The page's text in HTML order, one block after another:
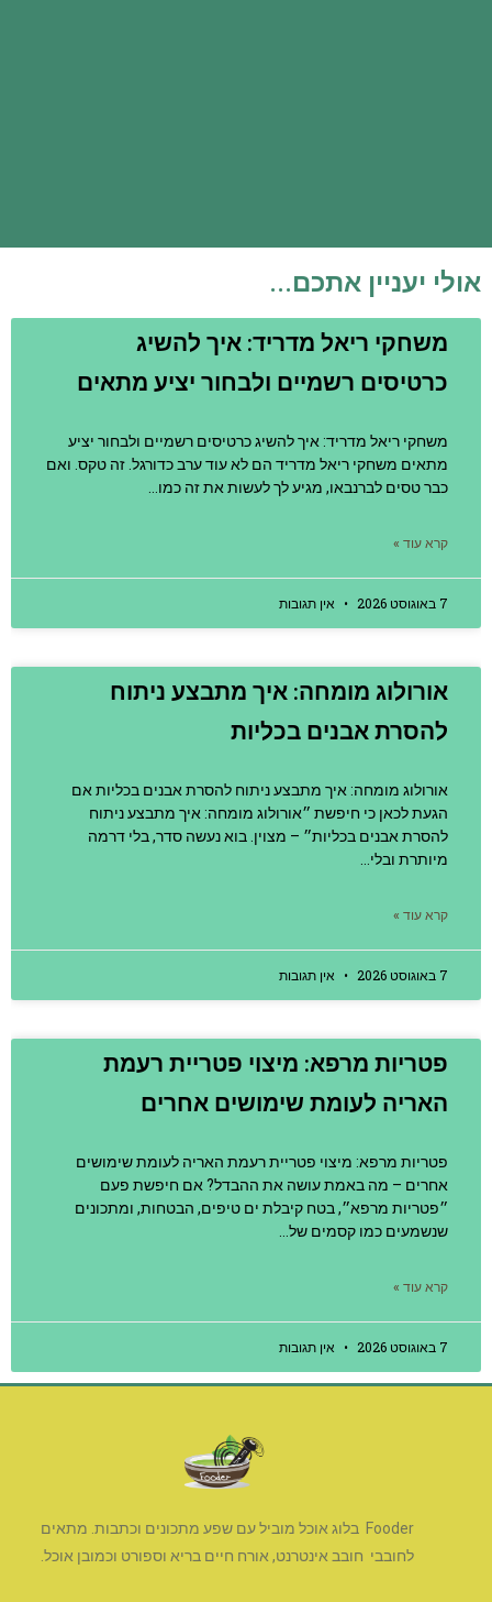
אולי יעניין אתכם...
משחקי ריאל מדריד: איך להשיג
כרטיסים רשמיים ולבחור יציע מתאים
משחקי ריאל מדריד: איך להשיג כרטיסים רשמיים ולבחור יציע
מתאים משחקי ריאל מדריד הם לא עוד ערב כדורגל. זה טקס. ואם
כבר טסים לברנבאו, מגיע לך לעשות את זה כמו…
קרא עוד »
7 באוגוסט 2026 אין תגובות
אורולוג מומחה: איך מתבצע ניתוח
להסרת אבנים בכליות
אורולוג מומחה: איך מתבצע ניתוח להסרת אבנים בכליות אם
הגעת לכאן כי חיפשת ״אורולוג מומחה: איך מתבצע ניתוח
להסרת אבנים בכליות״ – מצוין. בוא נעשה סדר, בלי דרמה
מיותרת ובלי…
קרא עוד »
7 באוגוסט 2026 אין תגובות
פטריות מרפא: מיצוי פטריית רעמת
האריה לעומת שימושים אחרים
פטריות מרפא: מיצוי פטריית רעמת האריה לעומת שימושים
אחרים – מה באמת עושה את ההבדל? אם חיפשת פעם
״פטריות מרפא״, בטח קיבלת ים טיפים, הבטחות, ומתכונים
שנשמעים כמו קסמים של…
קרא עוד »
7 באוגוסט 2026 אין תגובות
Fooder בלוג אוכל מוביל עם שפע מתכונים וכתבות. מתאים
לחובבי חובב אינטרנט, אורח חיים בריא וספורט וכמובן אוכל.